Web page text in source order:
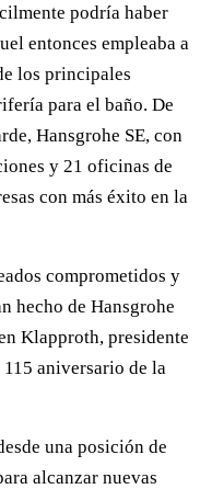
podría haber
entonces empleaba a
los principales
para el baño. De
Hansgrohe SE, con
y 21 oficinas de
con más éxito en la
comprometidos y
hecho de Hansgrohe
Klapproth, presidente
aniversario de la
una posición de
alcanzar nuevas